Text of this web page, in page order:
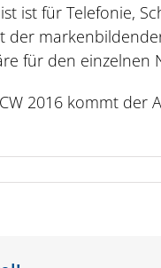
ist für Telefonie,
der
für den
2016 kommt der